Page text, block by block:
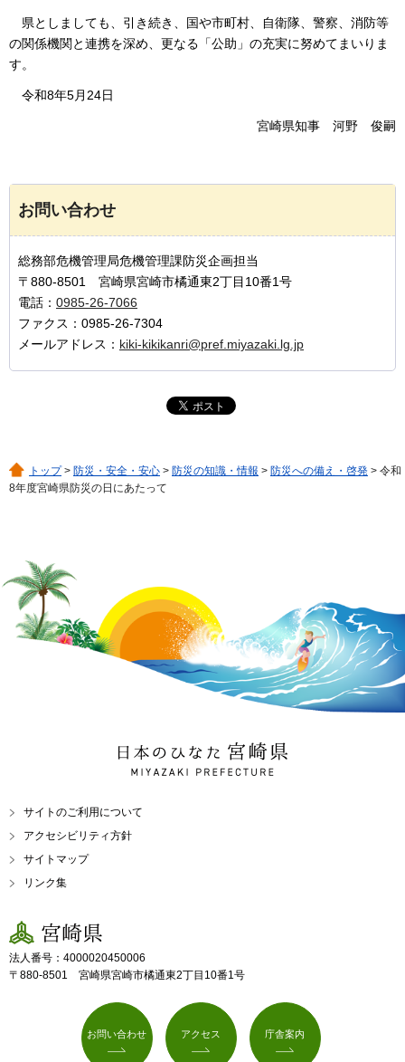
県としましても、引き続き、国や市町村、自衛隊、警察、消防等
の関係機関と連携を深め、更なる「公助」の充実に努めてまいりま
す。
令和8年5月24日
宮崎県知事 河野 俊嗣
お問い合わせ
総務部危機管理局危機管理課防災企画担当
〒880-8501 宮崎県宮崎市橘通東2丁目10番1号
電話： 0985-26-7066
ファクス：0985-26-7304
メールアドレス： kiki-kikikanri@pref.miyazaki.lg.jp
トップ> 防災・安全・安心 > 防災の知識・情報 > 防災への備え・啓発 > 令和
8年度宮崎県防災の日にあたって
日本のひなた 宮崎県
MIYAZAKI PREFECTURE
サイトのご利用について
アクセシビリティ方針
サイトマップ
リンク集
宮崎県
法人番号：4000020450006
〒880-8501 宮崎県宮崎市橘通東2丁目10番1号
お問い合わせ アクセス 庁舎案内